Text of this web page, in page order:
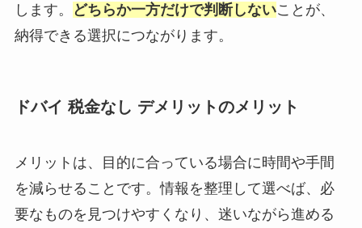
します。
どちらか一方だけで判断しないことが、
納得できる選択につながります。
ドバイ 税金なし デメリットのメリット
メリットは、目的に合っている場合に時間や手間
を減らせることです。情報を整理して選べば、必
要なものを見つけやすくなり、迷いながら進める